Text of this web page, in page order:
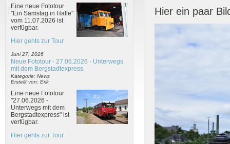
Eine neue Fototour
"Ein Samstag in Halle"
vom 11.07.2026 ist
verfügbar.
Hier gehts zur Tour
Juni 27, 2026
Neue Fototour - 27.06.2026 - Unterwegs
mit dem Bergstadtexpress
Kategorie: News
Erstellt von: Erik
Eine neue Fototour
"27.06.2026 -
Unterwegs mit dem
Bergstadtexpress" ist
verfügbar.
Hier gehts zur Tour
Hier ein paar